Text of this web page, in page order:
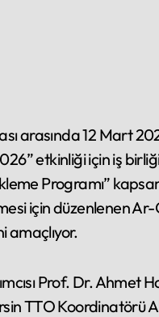
etkinliği için iş
Programı”
için düzenlenen Ar-
amaçlıyor.
Prof. Dr. Ahmet
TTO Koordinatörü